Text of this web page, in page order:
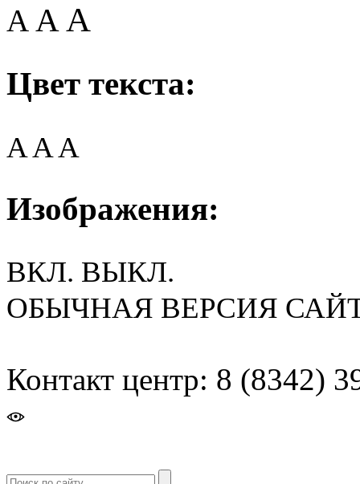
A AA
Цвет текста:
AAA
Изображения:
ВКЛ. ВЫКЛ.
ОБЫЧНАЯ ВЕРСИЯ
Контакт центр: 8 (8342)